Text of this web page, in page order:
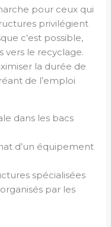
pour ceux qui
privilégient
c’est possible,
vers le recyclage.
la durée de
de l’emploi
dans les bacs
d’un équipement
spécialisées
par les